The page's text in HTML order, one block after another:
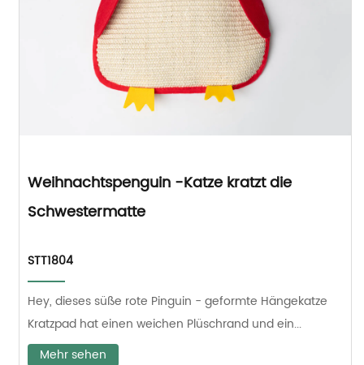
Weihnachtspenguin -Katze kratzt die
Schwestermatte
STT1804
Hey, dieses süße rote Pinguin - geformte Hängekatze
Kratzpad hat einen weichen Plüschrand und ein...
Mehr sehen